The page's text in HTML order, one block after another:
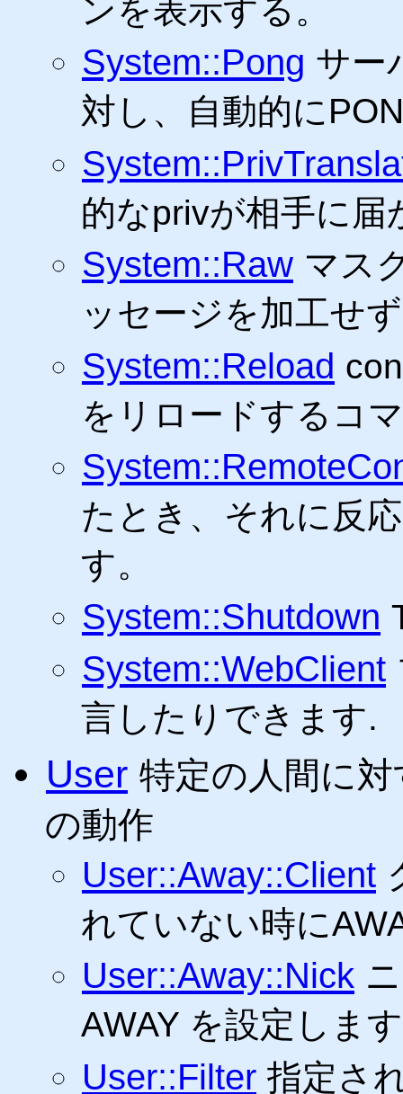
ンを表示する。
System::Pong サー
対し、自動的に
的なprivが相手に届
System::Raw マス
ッセージを加工せ
System::Reload
をリロードするコ
たとき、それに反
す。
System::Shutdown
System::WebClient
言したりできます.
User 特定の人間に
の動作
User::Away::Client
れていない時に
User::Away::Nick
AWAY を設定しま
User::Filter 指定さ